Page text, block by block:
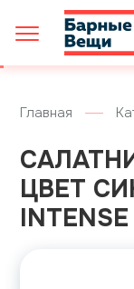
Главная
ЦВЕТ
INTENSE